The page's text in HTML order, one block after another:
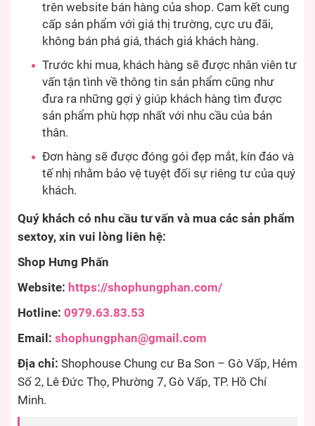
trên website bán hàng của shop. Cam kết cung
cấp sản phẩm với giá thị trường, cực ưu đãi,
không bán phá giá, thách giá khách hàng.
Trước khi mua, khách hàng sẽ được nhân viên tư
vấn tận tình về thông tin sản phẩm cũng như
đưa ra những gợi ý giúp khách hàng tìm được
sản phẩm phù hợp nhất với nhu cầu của bản
thân.
Đơn hàng sẽ được đóng gói đẹp mắt, kín đáo và
tế nhị nhằm bảo vệ tuyệt đối sự riêng tư của quý
khách.
Quý khách có nhu cầu tư vấn và mua các sản phẩm
sextoy, xin vui lòng liên hệ:
Shop Hưng Phấn
Website: https://shophungphan.com/
Hotline: 0979.63.83.53
Email: shophungphan@gmail.com
Địa chỉ: Shophouse Chung cư Ba Son – Gò Vấp, Hẻm
Số 2, Lê Đức Thọ, Phường 7, Gò Vấp, TP. Hồ Chí
Minh.